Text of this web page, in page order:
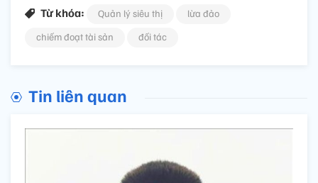
Từ khóa: Quản lý siêu thị
lừa đảo
chiếm đoạt tài sản
đối tác
Tin liên quan